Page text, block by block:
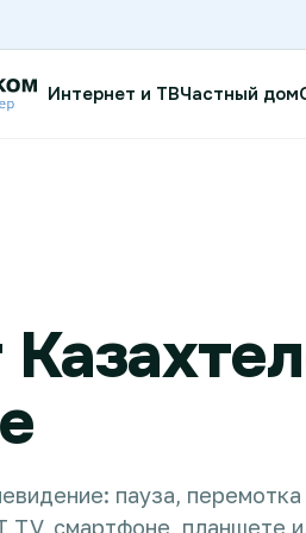
Интернет и ТВЧастный дом
пауза, перемотка
TV, смартфоне, планшете